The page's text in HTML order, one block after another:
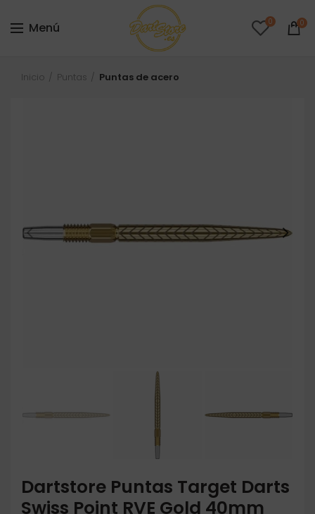
Menú 0 0
Inicio Puntas Puntas de acero
Dartstore Puntas Target Darts
Swiss Point RVE Gold 40mm